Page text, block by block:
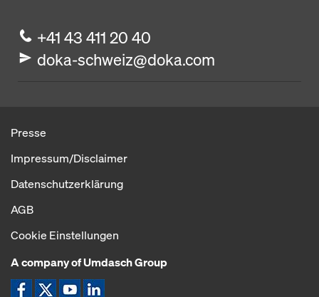
+41 43 411 20 40
doka-schweiz@doka.com
Presse
Impressum/Disclaimer
Datenschutzerklärung
AGB
Cookie Einstellungen
A company of Umdasch Group